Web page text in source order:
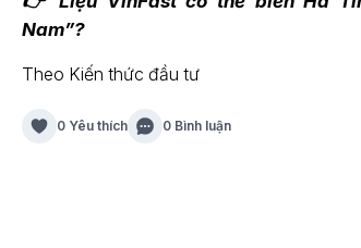
Nam”?
Theo Kiến thức đầu tư
0 Yêu thích 0 Bình luận